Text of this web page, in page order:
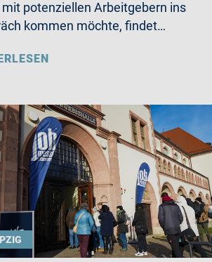
potenziellen Arbeitgebern ins
kommen möchte, findet…